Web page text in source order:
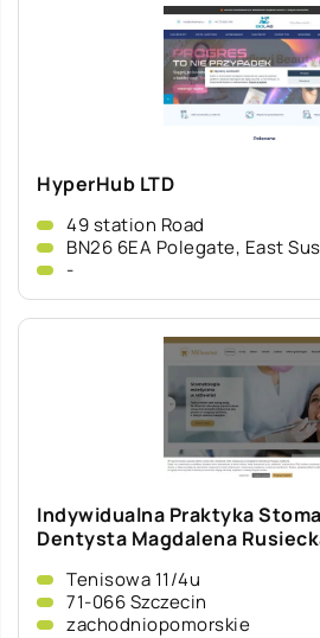
HyperHub LTD
49 station Road
BN26 6EA Polegate, East
-
Indywidualna Praktyka
Dentysta Magdalena
Tenisowa 11/4u
71-066 Szczecin
zachodniopomorskie